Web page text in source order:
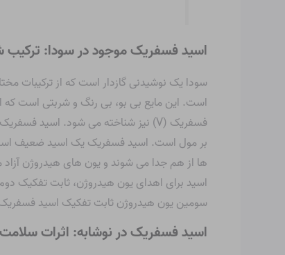
اسید فسفریک موجود در سودا: ترکیب
سودا یک نوشیدنی گازدار است که از
است. این مایع بی بو، بی رنگ و شربتی است که
بر مول است. اسید فسفریک یک اسید ضعیف
سومین یون هیدروژن ثابت تفکیک اسید فسفریک به ترتیب 0.0016،
اسید فسفریک در نوشابه: اثرات سلامت